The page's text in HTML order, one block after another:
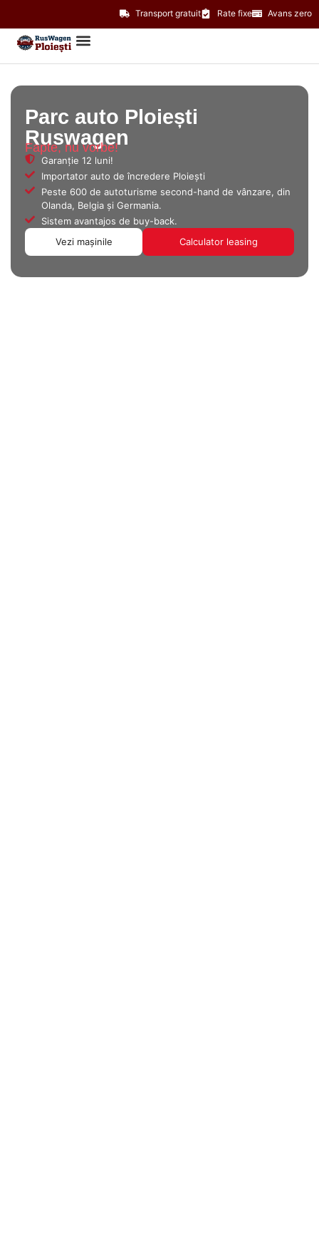
Transport gratuit Rate fixe Avans zero
Parc auto Ploiești
Ruswagen
Fapte, nu vorbe!
Garanție 12 luni!
Importator auto de încredere Ploiești
Peste 600 de autoturisme second-hand de vânzare, din
Olanda, Belgia și Germania.
Sistem avantajos de buy-back.
Vezi mașinile
Calculator leasing